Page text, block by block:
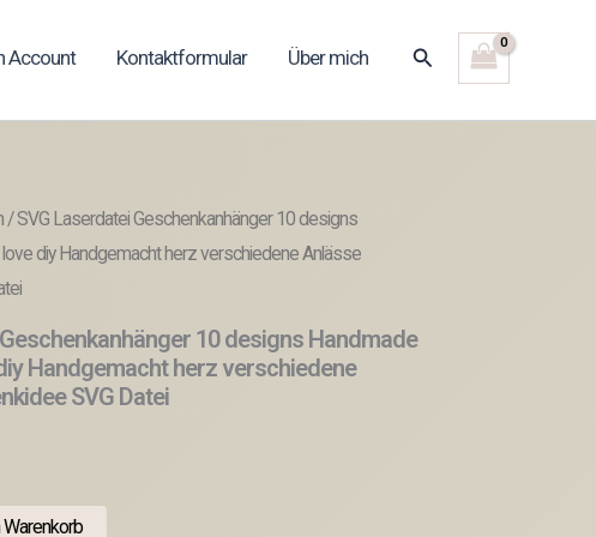
Account Kontaktformular Über mich Suchen
/ SVG Laserdatei Geschenkanhänger 10 designs
diy Handgemacht herz verschiedene Anlässe
10 designs Handmade
Handgemacht herz verschiedene
SVG Datei
Warenkorb